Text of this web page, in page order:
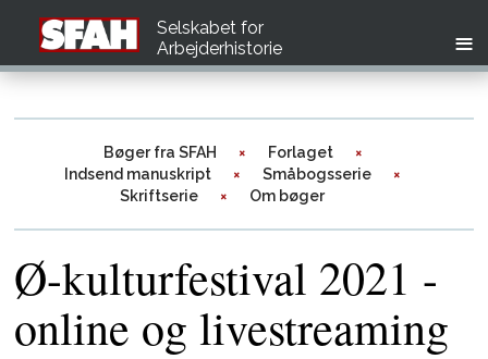
Selskabet for
Arbejderhistorie
Bøger fra SFAH
Forlaget
Indsend manuskript
Småbogsserie
Skriftserie
Om bøger
Ø-kulturfestival 2021 -
online og livestreaming